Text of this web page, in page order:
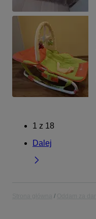
1 z 18
Dalej